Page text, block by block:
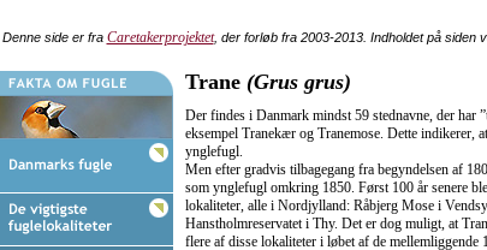
Denne side er fra Caretakerprojektet, der forløb fra 2003-2013. Indholdet på
Trane (Grus grus)
Der findes i Danmark mindst 59 stednavne, der har
eksempel Tranekær og Tranemose. Dette indikerer,
ynglefugl.
Men efter gradvis tilbagegang fra begyndelsen af
som ynglefugl omkring 1850. Først 100 år senere
lokaliteter, alle i Nordjylland: Råbjerg Mose i
Hanstholmreservatet i Thy. Det er dog muligt, at
flere af disse lokaliteter i løbet af de